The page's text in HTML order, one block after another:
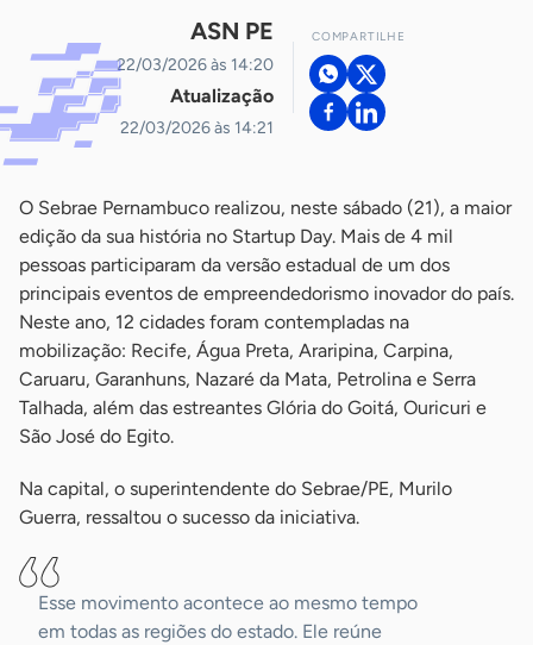
ASN PE
22/03/2026 às 14:20
Atualização
22/03/2026 às 14:21
COMPARTILHE
O Sebrae Pernambuco realizou, neste sábado (21), a maior
edição da sua história no Startup Day. Mais de 4 mil
pessoas participaram da versão estadual de um dos
principais eventos de empreendedorismo inovador do país.
Neste ano, 12 cidades foram contempladas na
mobilização: Recife, Água Preta, Araripina, Carpina,
Caruaru, Garanhuns, Nazaré da Mata, Petrolina e Serra
Talhada, além das estreantes Glória do Goitá, Ouricuri e
São José do Egito.
Na capital, o superintendente do Sebrae/PE, Murilo
Guerra, ressaltou o sucesso da iniciativa.
Esse movimento acontece ao mesmo tempo
em todas as regiões do estado. Ele reúne